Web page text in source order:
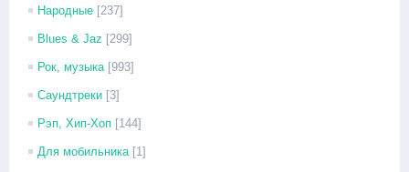
Народные [237]
Blues & Jaz [299]
Рок, музыка [993]
Саундтреки [3]
Рэп, Хип-Хоп [144]
Для мобильника [1]